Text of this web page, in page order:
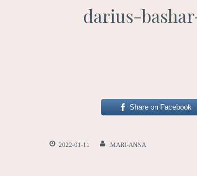
darius-
Share on Facebook
2022-01-11 MARI-ANNA